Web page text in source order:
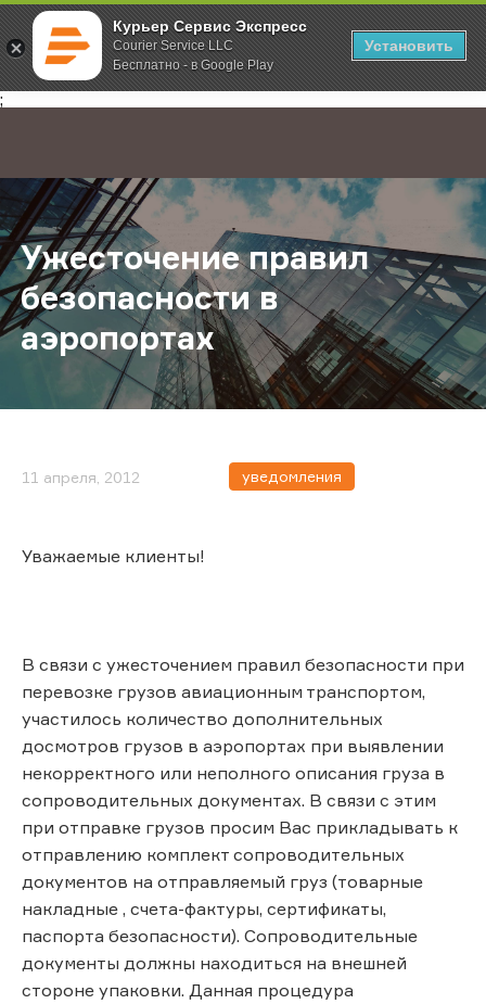
Курьер Сервис Экспресс
Courier Service LLC
Бесплатно - в Google Play
Установить
;
Главная О компании Новости Ужесточение правил
Ужесточение правил
безопасности в
аэропортах
11 апреля, 2012 уведомления
Уважаемые клиенты!
В связи с ужесточением правил безопасности при
перевозке грузов авиационным транспортом,
участилось количество дополнительных
досмотров грузов в аэропортах при выявлении
некорректного или неполного описания груза в
сопроводительных документах. В связи с этим
при отправке грузов просим Вас прикладывать к
отправлению комплект сопроводительных
документов на отправляемый груз (товарные
накладные , счета-фактуры, сертификаты,
паспорта безопасности). Сопроводительные
документы должны находиться на внешней
стороне упаковки. Данная процедура